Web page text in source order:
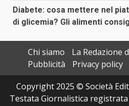
Diabete: cosa mettere nel
di glicemia? Gli alimenti
Chi siamo
La Redazione
Pubblicità
Privacy policy
Copyright 2025 © Società
Testata Giornalistica